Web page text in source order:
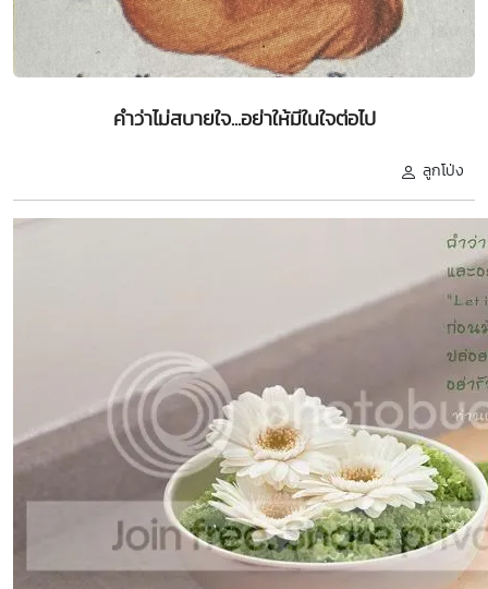
คำว่าไม่สบายใจ...อย่าให้มีในใจต่อไป
ลูกโป่ง